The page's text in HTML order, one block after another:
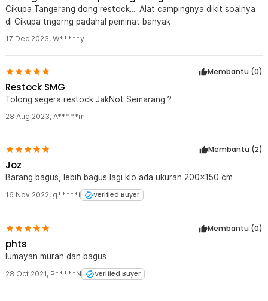
Foil 147x150cm - HL-306
1 x Pouch
Cikupa Tangerang dong restock.... Alat campingnya dikit soalnya
di Cikupa tngerng padahal peminat banyak
17 Dec 2023, W*****y
Membantu (0)
Restock SMG
Tolong segera restock JakNot Semarang ?
28 Aug 2023, A*****m
Membantu (2)
Joz
Barang bagus, lebih bagus lagi klo ada ukuran 200x150 cm
16 Nov 2022, g*****i Verified Buyer
Membantu (0)
phts
lumayan murah dan bagus
28 Oct 2021, P*****N Verified Buyer